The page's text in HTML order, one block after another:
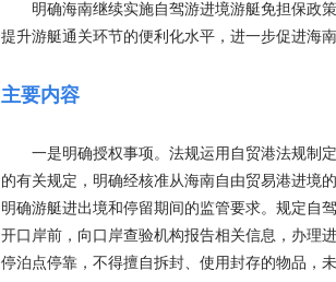
明确海南继续实施自驾游进境游艇免担保政策
提升游艇通关环节的便利化水平，进一步促进海
主要内容
一是明确授权事项。法规运用自贸港法规制定
的有关规定，明确经核准从海南自由贸易港进境
明确游艇进出境和停留期间的监管要求。规定自
开口岸前，向口岸查验机构报告相关信息，办理
停泊点停靠，不得擅自拆封、使用封存的物品，